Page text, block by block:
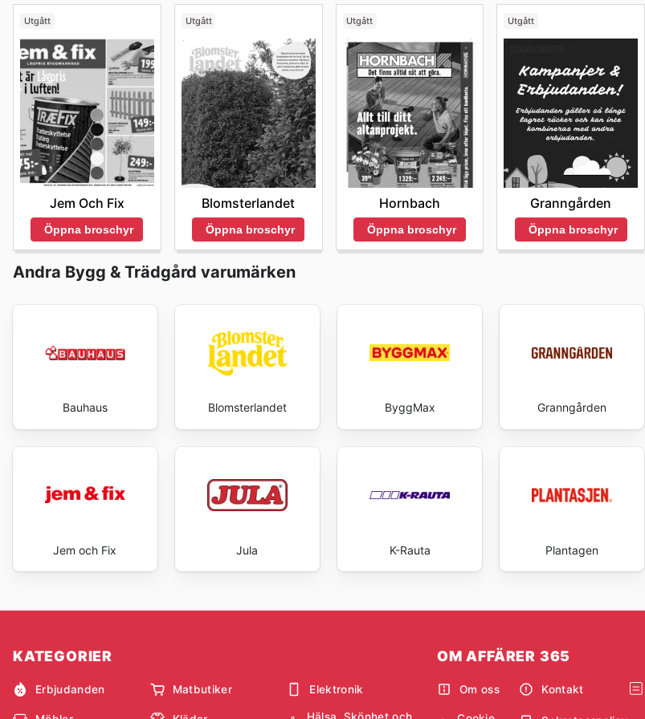
Utgått
Jem Och Fix
Öppna broschyr
Utgått
Blomsterlandet
Öppna broschyr
Utgått
Hornbach
Öppna broschyr
Utgått
Granngården
Öppna broschyr
Andra Bygg & Trädgård varumärken
Bauhaus Blomsterlandet ByggMax Granngården
Jem och Fix Jula K-Rauta Plantagen
KATEGORIER
Erbjudanden Matbutiker Elektronik
OM AFFÄRER 365
Om oss Kontakt